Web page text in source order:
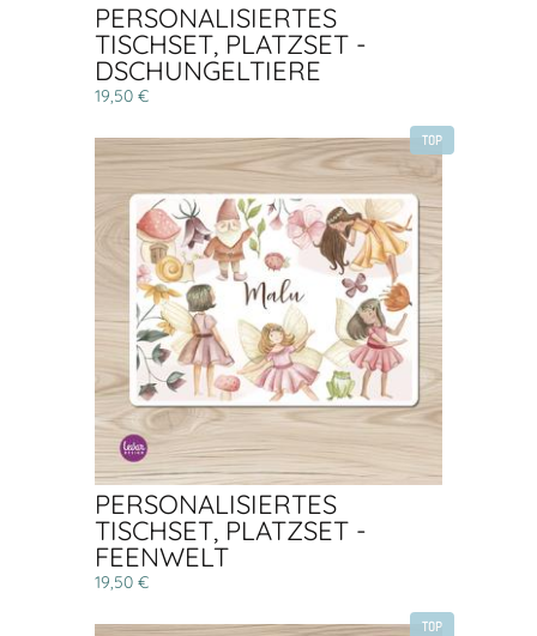
PERSONALISIERTES
TISCHSET, PLATZSET -
DSCHUNGELTIERE
19,50 €
TOP
PERSONALISIERTES
TISCHSET, PLATZSET -
FEENWELT
19,50 €
TOP